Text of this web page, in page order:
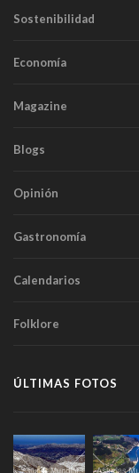
Sostenibilidad
Economía
Magazine
Blogs
Opinión
Gastronomía
Calendarios
Folklore
ÚLTIMAS FOTOS